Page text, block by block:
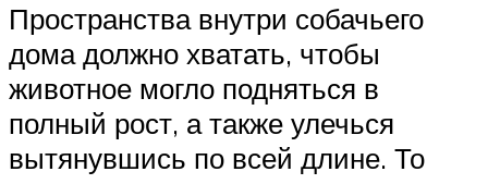
Пространства внутри собачьего
дома должно хватать, чтобы
животное могло подняться в
полный рост, а также улечься
вытянувшись по всей длине. То